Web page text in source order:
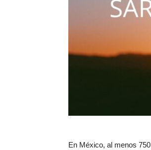
En México, al menos